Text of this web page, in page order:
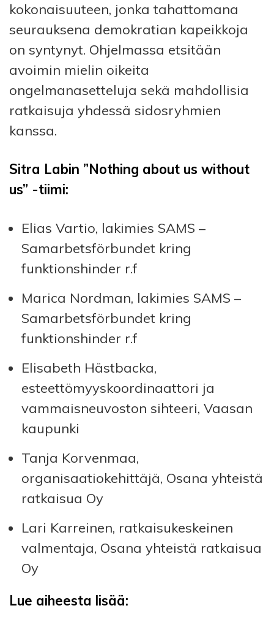
kokonaisuuteen, jonka tahattomana
seurauksena demokratian kapeikkoja
on syntynyt. Ohjelmassa etsitään
avoimin mielin oikeita
ongelmanasetteluja sekä mahdollisia
ratkaisuja yhdessä sidosryhmien
kanssa.
Sitra Labin ”Nothing about us without
us” -tiimi:
Elias Vartio, lakimies SAMS –
Samarbetsförbundet kring
funktionshinder r.f
Marica Nordman, lakimies SAMS –
Samarbetsförbundet kring
funktionshinder r.f
Elisabeth Hästbacka,
esteettömyyskoordinaattori ja
vammaisneuvoston sihteeri, Vaasan
kaupunki
Tanja Korvenmaa,
organisaatiokehittäjä, Osana yhteistä
ratkaisua Oy
Lari Karreinen, ratkaisukeskeinen
valmentaja, Osana yhteistä ratkaisua
Oy
Lue aiheesta lisää: